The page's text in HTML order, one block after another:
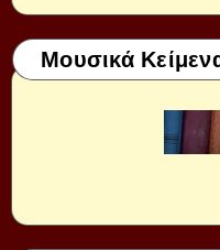
Μουσικά